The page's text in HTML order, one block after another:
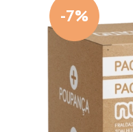
-7%